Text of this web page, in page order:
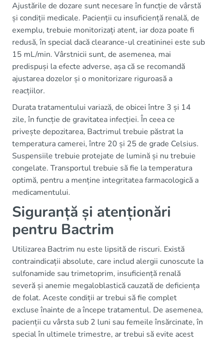
Ajustările de dozare sunt necesare în funcție de vârstă
și condiții medicale. Pacienții cu insuficiență renală, de
exemplu, trebuie monitorizați atent, iar doza poate fi
redusă, în special dacă clearance-ul creatininei este sub
15 mL/min. Vârstnicii sunt, de asemenea, mai
predispuși la efecte adverse, așa că se recomandă
ajustarea dozelor și o monitorizare riguroasă a
reacțiilor.
Durata tratamentului variază, de obicei între 3 și 14
zile, în funcție de gravitatea infecției. În ceea ce
privește depozitarea, Bactrimul trebuie păstrat la
temperatura camerei, între 20 și 25 de grade Celsius.
Suspensiile trebuie protejate de lumină și nu trebuie
congelate. Transportul trebuie să fie la temperatura
optimă, pentru a menține integritatea farmacologică a
medicamentului.
Siguranță și atenționări
pentru Bactrim
Utilizarea Bactrim nu este lipsită de riscuri. Există
contraindicații absolute, care includ alergii cunoscute la
sulfonamide sau trimetoprim, insuficiență renală
severă și anemie megaloblastică cauzată de deficiența
de folat. Aceste condiții ar trebui să fie complet
excluse înainte de a începe tratamentul. De asemenea,
pacienții cu vârsta sub 2 luni sau femeile însărcinate, în
special în ultimele trimestre, ar trebui să evite acest